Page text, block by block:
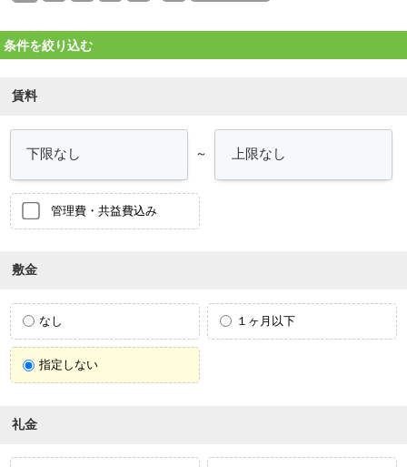
条件を絞り込む
賃料
～
管理費・共益費込み
敷金
なし １ヶ月以下
指定しない
礼金